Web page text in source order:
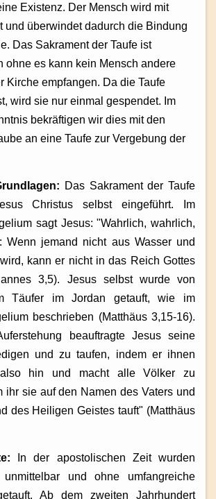
Existenz. Der Mensch wird mit
und überwindet dadurch die Bindung
Das Sakrament der Taufe ist
ohne es kann kein Mensch andere
Kirche empfangen. Da die Taufe
wird sie nur einmal gespendet. Im
bekräftigen wir dies mit den
an eine Taufe zur Vergebung der
Das Sakrament der Taufe
Christus selbst eingeführt. Im
sagt Jesus: "Wahrlich, wahrlich,
Wenn jemand nicht aus Wasser und
kann er nicht in das Reich Gottes
3,5). Jesus selbst wurde von
Täufer im Jordan getauft, wie im
beschrieben (Matthäus 3,15-16).
beauftragte Jesus seine
und zu taufen, indem er ihnen
hin und macht alle Völker zu
ihr sie auf den Namen des Vaters und
des Heiligen Geistes tauft" (Matthäus
In der apostolischen Zeit wurden
und ohne umfangreiche
Ab dem zweiten Jahrhundert